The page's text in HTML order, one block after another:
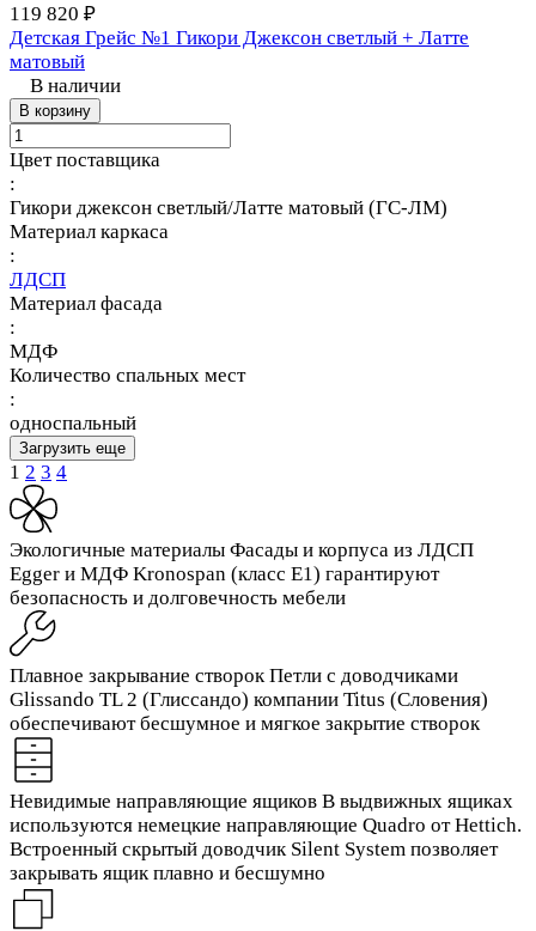
119 820 ₽
Детская Грейс №1 Гикори Джексон светлый + Латте
матовый
В наличии
В корзину
Цвет поставщика
:
Гикори джексон светлый/Латте матовый (ГС-ЛМ)
Материал каркаса
:
ЛДСП
Материал фасада
:
МДФ
Количество спальных мест
:
односпальный
Загрузить еще
1 2 3 4
Экологичные материалы Фасады и корпуса из ЛДСП
Egger и МДФ Kronospan (класс Е1) гарантируют
безопасность и долговечность мебели
Плавное закрывание створок Петли с доводчиками
Glissando TL 2 (Глиссандо) компании Titus (Словения)
обеспечивают бесшумное и мягкое закрытие створок
Невидимые направляющие ящиков В выдвижных ящиках
используются немецкие направляющие Quadro от Hettich.
Встроенный скрытый доводчик Silent System позволяет
закрывать ящик плавно и бесшумно